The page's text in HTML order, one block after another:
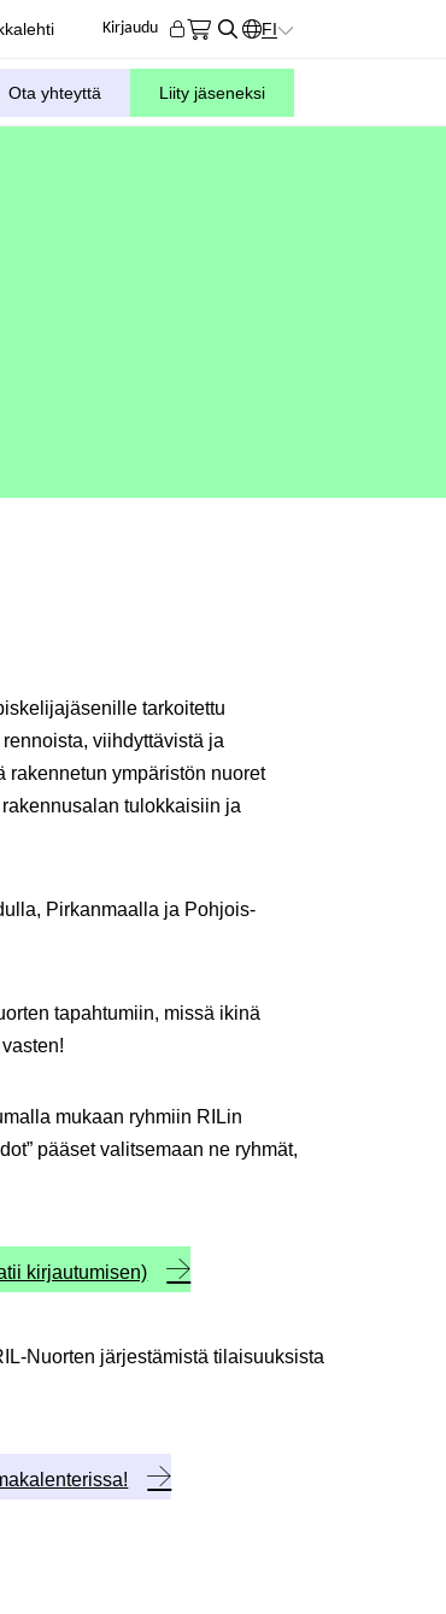
Kirjaudu FI
KIELIVALITSIN.
Ota yhteyttä Liity jäseneksi
tarkoitettu
viihdyttävistä ja
rakennetun ympäristön nuoret
tulokkaisiin ja
Pirkanmaalla ja Pohjois-
tapahtumiin, missä ikinä
mukaan ryhmiin RILin
pääset valitsemaan ne ryhmät,
kirjautumisen)
Nuorten järjestämistä tilaisuuksista